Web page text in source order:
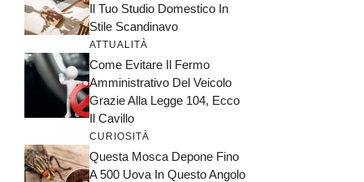
Il Tuo Studio Domestico In
Stile Scandinavo
ATTUALITÀ
Come Evitare Il Fermo
Amministrativo Del Veicolo
Grazie Alla Legge 104, Ecco
Il Cavillo
CURIOSITÀ
Questa Mosca Depone Fino
A 500 Uova In Questo Angolo